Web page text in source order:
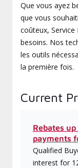
Que vous ayez
que vous
coûteux,
besoins. Nos
les outils
la première fois.
Current
Rebates
payments
Qualified
interest for